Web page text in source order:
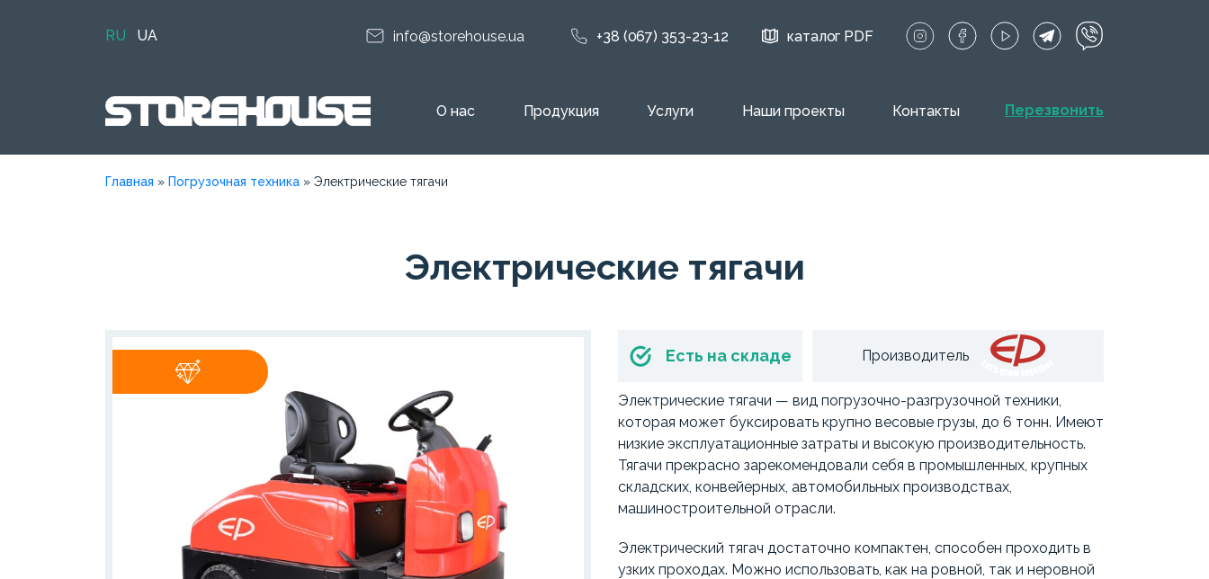
RU UA info@storehouse.ua +38 (067) 353-23-12 каталог PDF
О нас Продукция Услуги Наши проекты Контакты Перезвонить
Главная » Погрузочная техника » Электрические тягачи
Электрические тягачи
Есть на складе Производитель
Электрические тягачи — вид погрузочно-разгрузочной техники,
которая может буксировать крупно весовые грузы, до 6 тонн. Имеют
низкие эксплуатационные затраты и высокую производительность.
Тягачи прекрасно зарекомендовали себя в промышленных, крупных
складских, конвейерных, автомобильных производствах,
машиностроительной отрасли.
Электрический тягач достаточно компактен, способен проходить в
узких проходах. Можно использовать, как на ровной, так и неровной